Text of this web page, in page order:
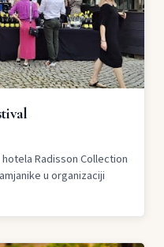
Radisson Collection
u organizaciji